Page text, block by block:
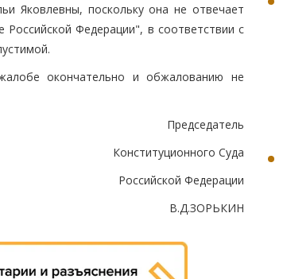
Яковлевны, поскольку она не отвечает
Федерации", в соответствии с
окончательно и обжалованию не
Председатель
Конституционного Суда
Российской Федерации
В.Д.ЗОРЬКИН